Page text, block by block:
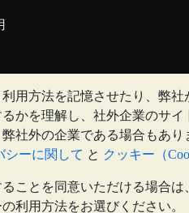
用方法を記憶させたり、弊
かを理解し、社外企業のサ
社外の企業である場合もあ
シーに関して と クッキー（
ことを同意いただける場合
利用方法をお選びください。
こともあれば上昇すること
はBullionVaultとのコミュニ
うかを判断するために、専門
registered in England and